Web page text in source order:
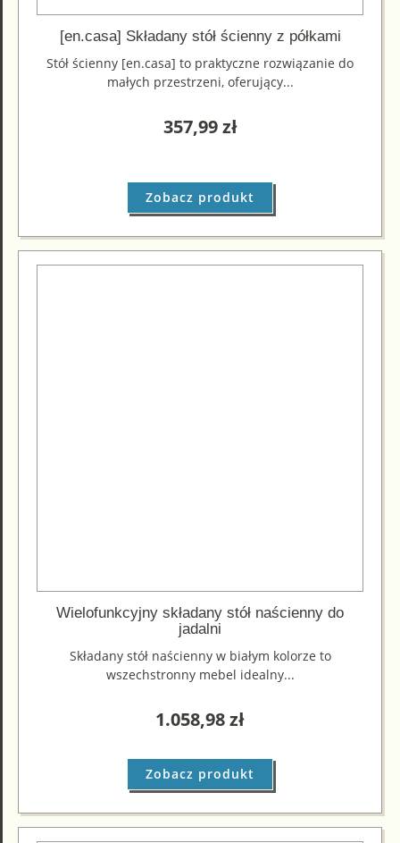
[en.casa] Składany stół ścienny z półkami
Stół ścienny [en.casa] to praktyczne rozwiązanie do
małych przestrzeni, oferujący...
357,99zł
Zobacz produkt
Wielofunkcyjny składany stół naścienny do
jadalni
Składany stół naścienny w białym kolorze to
wszechstronny mebel idealny...
1.058,98zł
Zobacz produkt